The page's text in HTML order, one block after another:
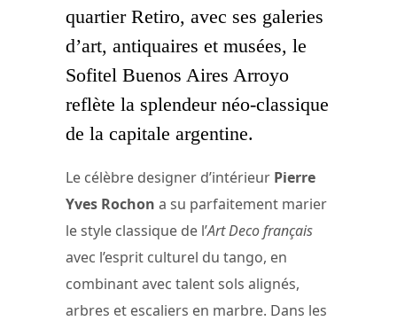
quartier Retiro, avec ses galeries
d’art, antiquaires et musées, le
Sofitel Buenos Aires Arroyo
reflète la splendeur néo-classique
de la capitale argentine.
Le célèbre designer d’intérieur Pierre
Yves Rochon a su parfaitement marier
le style classique de l’Art Deco français
avec l’esprit culturel du tango, en
combinant avec talent sols alignés,
arbres et escaliers en marbre. Dans les